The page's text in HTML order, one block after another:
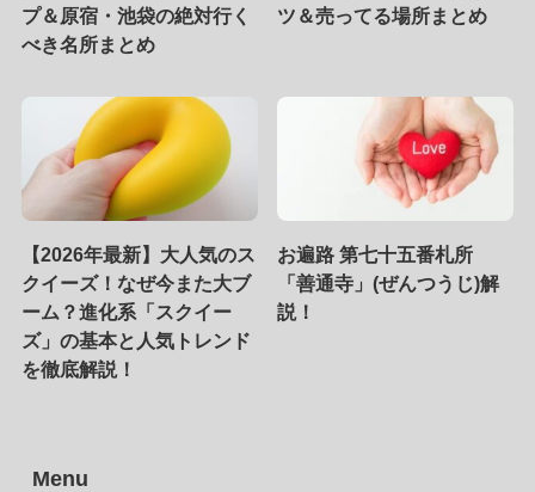
プ＆原宿・池袋の絶対行く
べき名所まとめ
ツ＆売ってる場所まとめ
【2026年最新】大人気のス
クイーズ！なぜ今また大ブ
ーム？進化系「スクイー
ズ」の基本と人気トレンド
を徹底解説！
お遍路 第七十五番札所
「善通寺」(ぜんつうじ)解
説！
Menu